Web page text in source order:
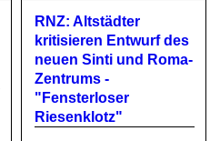
RNZ: Altstädter
kritisieren Entwurf des
neuen Sinti und Roma-
Zentrums -
"Fensterloser
Riesenklotz"